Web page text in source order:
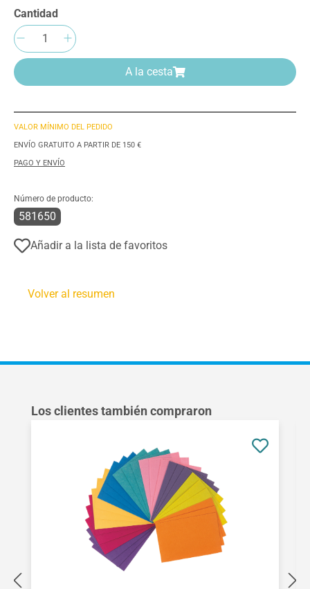
Cantidad
Cantidad del producto: introduce la
A la cesta
VALOR MÍNIMO DEL PEDIDO
ENVÍO GRATUITO A PARTIR DE 150 €
PAGO Y ENVÍO
Número de producto:
581650
Añadir a la lista de favoritos
Volver al resumen
Omitir la galería de productos
Los clientes también compraron